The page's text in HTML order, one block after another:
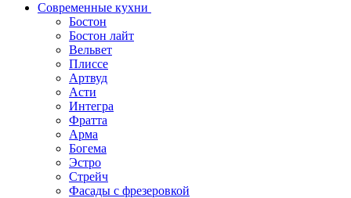
Современные кухни
Бостон
Бостон лайт
Вельвет
Плиссе
Артвуд
Асти
Интегра
Фратта
Арма
Богема
Эстро
Стрейч
Фасады с фрезеровкой